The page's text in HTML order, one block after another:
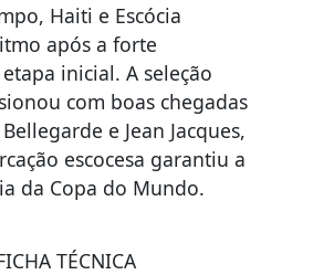
Haiti e Escócia
após a forte
inicial. A seleção
com boas chegadas
e Jean Jacques,
escocesa garantiu a
da Copa do Mundo.
TÉCNICA